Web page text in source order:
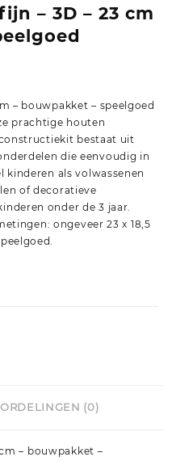
– 3D – 23 cm
– bouwpakket – speelgoed
prachtige houten
bestaat uit
die eenvoudig in
kinderen als volwassenen
of decoratieve
onder de 3 jaar.
ongeveer 23 x 18,5
(0)
– bouwpakket –